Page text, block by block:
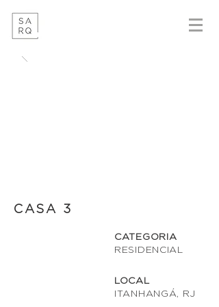
CASA 3
CATEGORIA
RESIDENCIAL
LOCAL
ITANHANGÁ, RJ